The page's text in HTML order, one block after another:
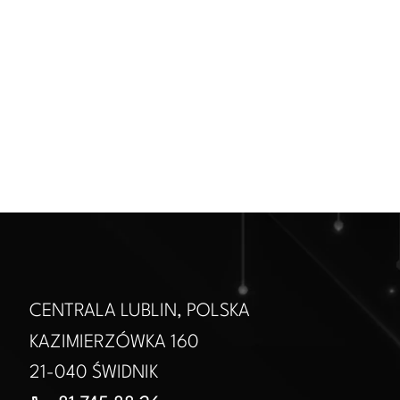
CENTRALA LUBLIN, POLSKA
KAZIMIERZÓWKA 160
21-040 ŚWIDNIK